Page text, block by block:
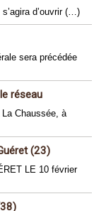
d’ouvrir (…)
sera précédée
réseau
Chaussée, à
(23)
LE 10 février